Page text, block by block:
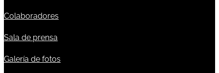
Colaboradores
Sala de prensa
Galería de fotos